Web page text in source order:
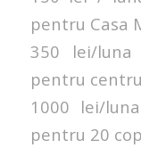
pentru Casa
350 lei/
pentru
1000 lei/
pentru 20